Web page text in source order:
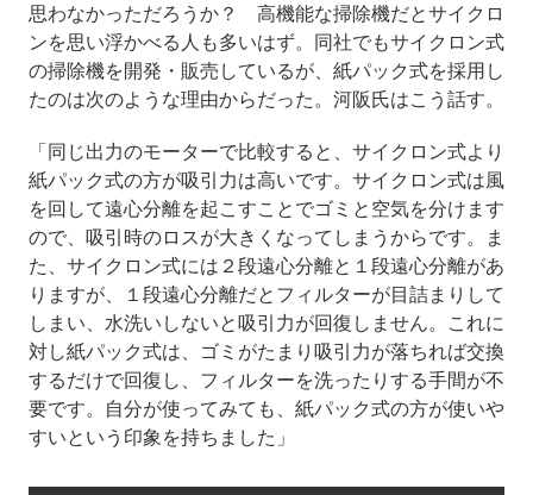
思わなかっただろうか？ 高機能な掃除機だとサイクロ
ンを思い浮かべる人も多いはず。同社でもサイクロン式
の掃除機を開発・販売しているが、紙パック式を採用し
たのは次のような理由からだった。河阪氏はこう話す。
「同じ出力のモーターで比較すると、サイクロン式より
紙パック式の方が吸引力は高いです。サイクロン式は風
を回して遠心分離を起こすことでゴミと空気を分けます
ので、吸引時のロスが大きくなってしまうからです。ま
た、サイクロン式には２段遠心分離と１段遠心分離があ
りますが、１段遠心分離だとフィルターが目詰まりして
しまい、水洗いしないと吸引力が回復しません。これに
対し紙パック式は、ゴミがたまり吸引力が落ちれば交換
するだけで回復し、フィルターを洗ったりする手間が不
要です。自分が使ってみても、紙パック式の方が使いや
すいという印象を持ちました」